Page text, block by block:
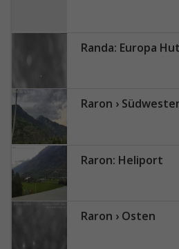
Randa: Europa Hut
Raron › Südwesten: Eischoll
Raron: Heliport
Raron › Osten